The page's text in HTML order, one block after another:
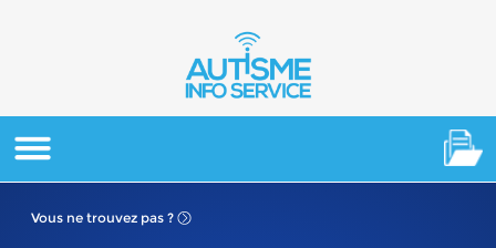
Vous ne trouvez pas ?